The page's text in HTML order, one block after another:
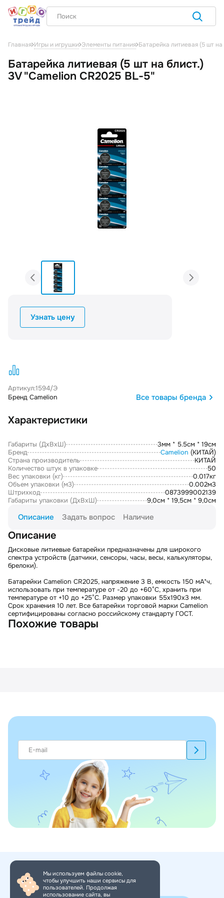
Главная Игры и игрушки Элементы питания Батарейка литиевая (5 шт
Батарейка литиевая (5 шт на блист.)
3V "Camelion CR2025 BL-5"
Узнать цену
Артикул:1594/Э
Бренд Camelion
Все товары бренда
Характеристики
Габариты (ДxВxШ)
3мм * 5.5см * 19см
Бренд
Camelion (КИТАЙ)
Страна производитель
КИТАЙ
Количество штук в упаковке
50
Вес упаковки (кг)
0.017кг
Объем упаковки (м3)
0.002м3
Штрихкод
0873999002139
Габариты упаковки (ДxВxШ)
9,0см * 19,5см * 9,0см
Описание Задать вопрос Наличие
Описание
Дисковые литиевые батарейки предназначены для широкого
спектра устройств (датчики, сенсоры, часы, весы, калькуляторы,
брелоки).
Батарейки Camelion CR2025, напряжение 3 В, емкость 150 мА*ч,
использовать при температуре от -20 до +60°C, хранить при
температуре от +10 до +25°C. Размер упаковки 55x190x3 мм.
Срок хранения 10 лет. Все батарейки торговой марки Camelion
сертифицированы согласно российскому стандарту ГОСТ.
Похожие товары
+7 (495) 150-34-11
Мы используем файлы cookie,
чтобы улучшить наши сервисы для
пользователей. Продолжая
использование сайта, вы